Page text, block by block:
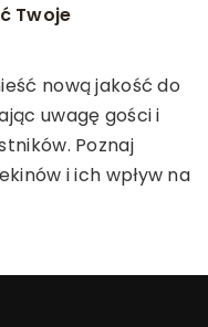
wspierać
inteligencja
ze specjalnymi
ich naukę i
Twoje
nową jakość do
uwagę gości i
Poznaj
i ich wpływ na
do swojej
biustonosz, który
wygodę na co
oraz porady
typów